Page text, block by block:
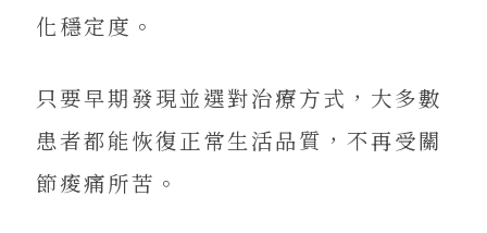
化穩定度。
只要早期發現並選對治療方式，大多數
患者都能恢復正常生活品質，不再受關
節痠痛所苦。